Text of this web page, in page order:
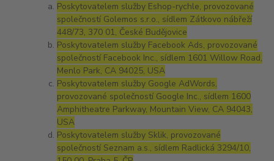
Poskytovatelem služby Eshop-rychle, provozované
společností Golemos s.r.o., sídlem Zátkovo nábřeží
448/73, 370 01, České Budějovice
Poskytovatelem služby Facebook Ads, provozované
společností Facebook Inc., sídlem 1601 Willow Road,
Menlo Park, CA 94025, USA
Poskytovatelem služby Google AdWords,
provozované společností Google Inc., sídlem 1600
Amphitheatre Parkway, Mountain View, CA 94043,
USA
Poskytovatelem služby Sklik, provozované
společností Seznam a.s., sídlem Radlická 3294/10,